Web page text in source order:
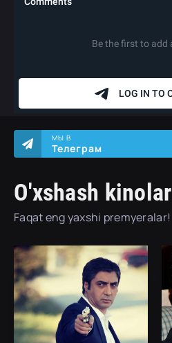
O'xshash kinolar
Faqat eng yaxshi premyeralar!
МЫ В
Телеграм